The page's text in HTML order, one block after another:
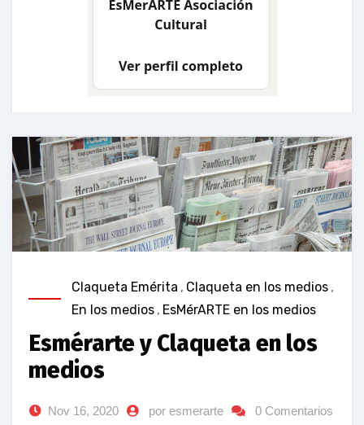
Claqueta Emérita , Claqueta en los medios ,
En los medios , EsMérARTE en los medios
Esmérarte y Claqueta en los
medios
Nov 16, 2020 por esmerarte
0 Comentarios